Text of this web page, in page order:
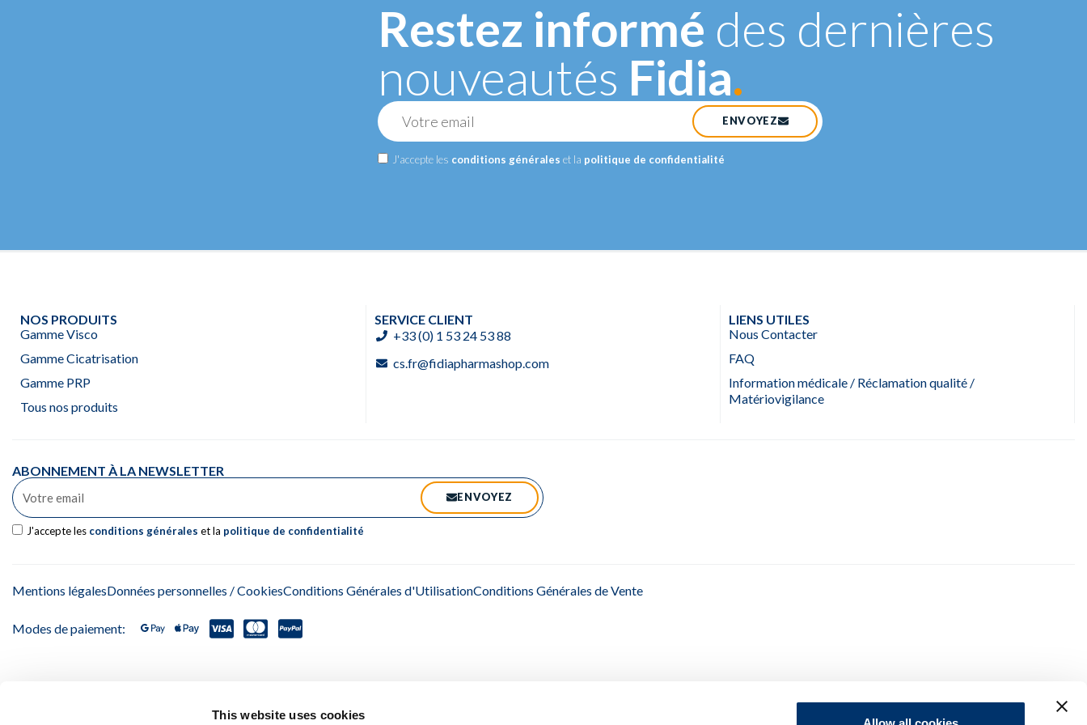
This website uses cookies
COMPRENDRE
MIEUX AGIR.
Restez informé des dernières
nouveautés Fidia.
J'accepte les conditions générales et la politique de confidentialité
ENVOYEZ
NOS PRODUITS
Gamme Visco
Gamme Cicatrisation
Gamme PRP
Tous nos produits
SERVICE CLIENT
+33 (0) 1 53 24 53 88
cs.fr@fidiapharmashop.com
LIENS UTILES
Nous Contacter
FAQ
Information médicale / Réclamation qualité /
Matériovigilance
ABONNEMENT À LA NEWSLETTER
J'accepte les conditions générales et la politique de confidentialité
ENVOYEZ
Mentions légalesDonnées personnelles / CookiesConditions Générales d'UtilisationConditions Générales de Vente
Modes de paiement: